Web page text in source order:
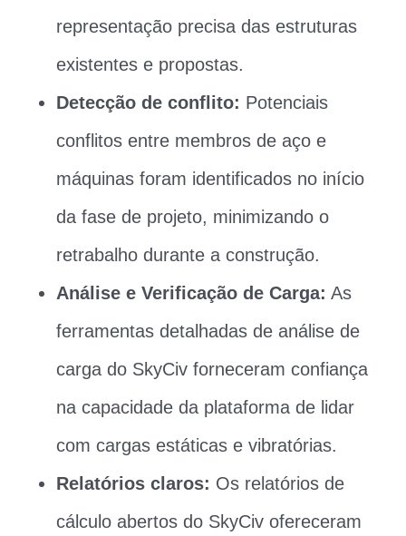
representação precisa das estruturas
existentes e propostas.
Detecção de conflito: Potenciais
conflitos entre membros de aço e
máquinas foram identificados no início
da fase de projeto, minimizando o
retrabalho durante a construção.
Análise e Verificação de Carga: As
ferramentas detalhadas de análise de
carga do SkyCiv forneceram confiança
na capacidade da plataforma de lidar
com cargas estáticas e vibratórias.
Relatórios claros: Os relatórios de
cálculo abertos do SkyCiv ofereceram